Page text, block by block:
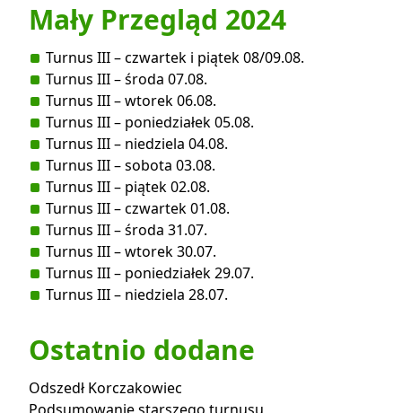
Mały Przegląd 2024
Turnus III – czwartek i piątek 08/09.08.
Turnus III – środa 07.08.
Turnus III – wtorek 06.08.
Turnus III – poniedziałek 05.08.
Turnus III – niedziela 04.08.
Turnus III – sobota 03.08.
Turnus III – piątek 02.08.
Turnus III – czwartek 01.08.
Turnus III – środa 31.07.
Turnus III – wtorek 30.07.
Turnus III – poniedziałek 29.07.
Turnus III – niedziela 28.07.
Ostatnio dodane
Odszedł Korczakowiec